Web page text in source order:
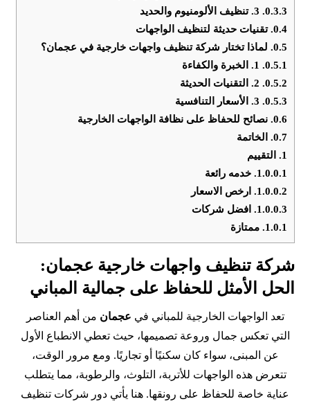
0.3.3.
0.4. تقنيات حديثة لتنظيف الواجهات
0.5. لماذا تختار شركة تنظيف واجهات خارجية في عجمان؟
0.5.1.
0.5.2.
0.5.3.
0.6. نصائح للحفاظ على نظافة الواجهات الخارجية
0.7.
الخاتمة
1.
التقييم
1.0.0.1. خدمه رائعة
1.0.0.2.
ارخص الاسعار
1.0.0.3.
افضل شركات
1.0.1. ممتازة
شركة تنظيف واجهات خارجية عجمان:
الحل الأمثل للحفاظ على جمالية المباني
تعد الواجهات الخارجية للمباني في عجمان من أهم العناصر
التي تعكس جمال وروعة تصميمها، حيث تعطي الانطباع الأول
عن المبنى، سواء كان سكنيًا أو تجاريًا. ومع مرور الوقت،
تتعرض هذه الواجهات للأتربة، التلوث، والرطوبة، مما يتطلب
عناية خاصة للحفاظ على رونقها. هنا يأتي دور شركات تنظيف